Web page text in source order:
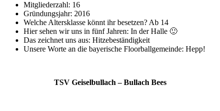
Mitgliederzahl: 16
Gründungsjahr: 2016
Welche Altersklasse könnt ihr besetzen? Ab 14
Hier sehen wir uns in fünf Jahren: In der Halle 🙂
Das zeichnet uns aus: Hitzebeständigkeit
Unsere Worte an die bayerische Floorballgemeinde: Hepp!
TSV Geiselbullach – Bullach Bees